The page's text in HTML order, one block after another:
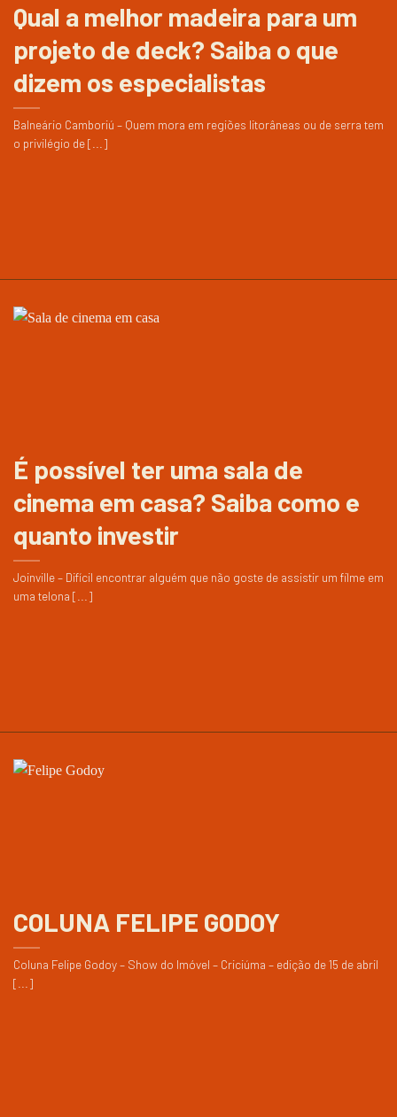
Qual a melhor madeira para um
projeto de deck? Saiba o que
dizem os especialistas
Balneário Camboriú – Quem mora em regiões litorâneas ou de serra tem
o privilégio de [...]
É possível ter uma sala de
cinema em casa? Saiba como e
quanto investir
Joinville – Difícil encontrar alguém que não goste de assistir um filme em
uma telona [...]
COLUNA FELIPE GODOY
Coluna Felipe Godoy – Show do Imóvel – Criciúma – edição de 15 de abril
[...]